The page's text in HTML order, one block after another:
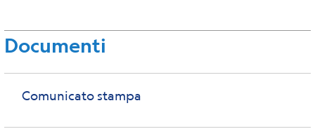
Documenti
Comunicato stampa